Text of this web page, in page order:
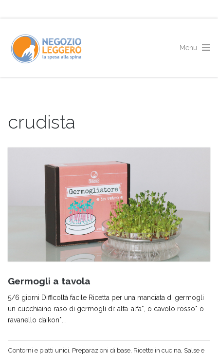
crudista
Germogli a tavola
5/6 giorni Difficoltà facile Ricetta per una manciata di germogli
un cucchiaino raso di germogli di: alfa-alfa*, o cavolo rosso* o
ravanello daikon*.…
Contorni e piatti unici Preparazioni di base Ricette in cucina Salse e